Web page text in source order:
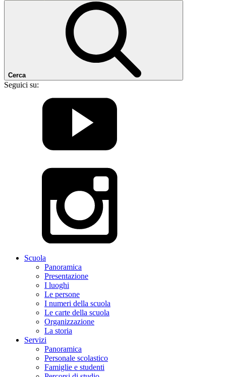
Cerca
Seguici su:
Scuola
Panoramica
Presentazione
I luoghi
Le persone
I numeri della scuola
Le carte della scuola
Organizzazione
La storia
Servizi
Panoramica
Personale scolastico
Famiglie e studenti